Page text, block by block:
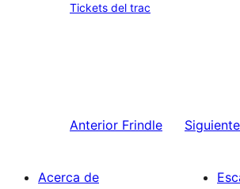
Tickets del trac
Anterior Frindle Siguiente
Acerca de